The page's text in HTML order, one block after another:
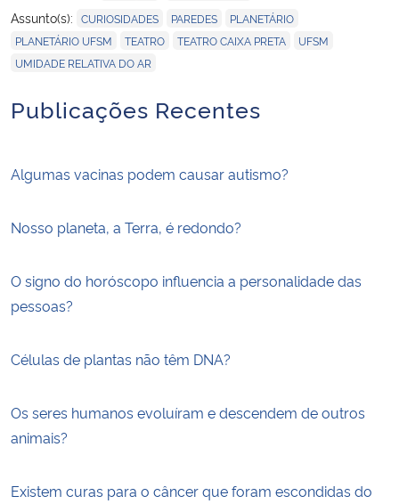
Assunto(s): CURIOSIDADES PAREDES PLANETÁRIO
PLANETÁRIO UFSM TEATRO TEATRO CAIXA PRETA UFSM
UMIDADE RELATIVA DO AR
Publicações Recentes
Algumas vacinas podem causar autismo?
Nosso planeta, a Terra, é redondo?
O signo do horóscopo influencia a personalidade das
pessoas?
Células de plantas não têm DNA?
Os seres humanos evoluíram e descendem de outros
animais?
Existem curas para o câncer que foram escondidas do